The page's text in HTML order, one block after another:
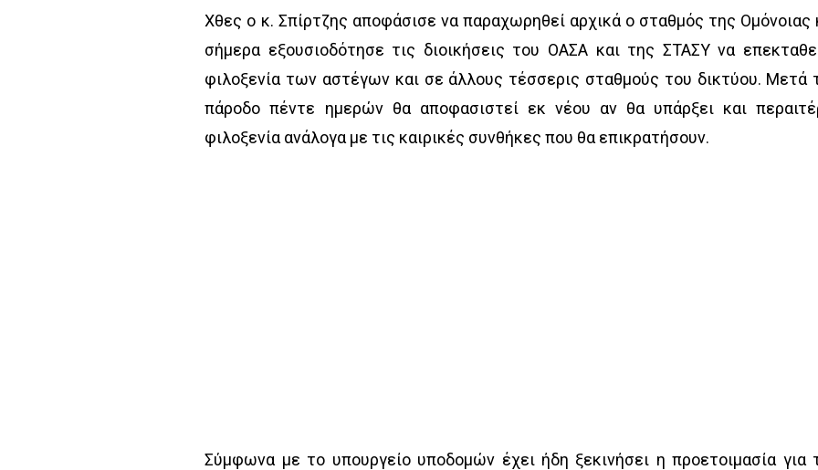
Χθες ο κ. Σπίρτζης αποφάσισε να παραχωρηθεί αρχικά ο σταθμός της Ομόνοιας
σήμερα εξουσιοδότησε τις διοικήσεις του ΟΑΣΑ και της ΣΤΑΣΥ να
φιλοξενία των αστέγων και σε άλλους τέσσερις σταθμούς του δικτύου. Μετά
πάροδο πέντε ημερών θα αποφασιστεί εκ νέου αν θα υπάρξει και
φιλοξενία ανάλογα με τις καιρικές συνθήκες που θα επικρατήσουν.
Σύμφωνα με το υπουργείο υποδομών έχει ήδη ξεκινήσει η προετοιμασία για